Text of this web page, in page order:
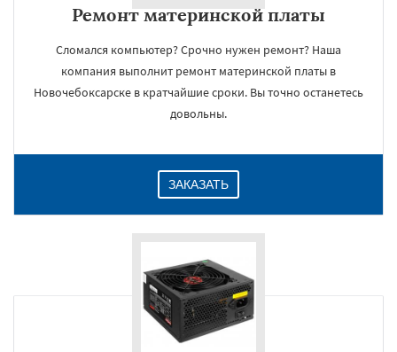
Ремонт материнской платы
Сломался компьютер? Срочно нужен ремонт? Наша
компания выполнит ремонт материнской платы в
Новочебоксарске в кратчайшие сроки. Вы точно останетесь
довольны.
ЗАКАЗАТЬ